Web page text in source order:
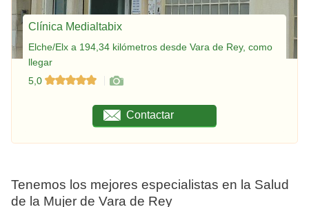
Clínica Medialtabix
Elche/Elx a 194,34 kilómetros desde Vara de Rey, como
llegar
5,0
Contactar
Tenemos los mejores especialistas en la Salud
de la Mujer de Vara de Rey